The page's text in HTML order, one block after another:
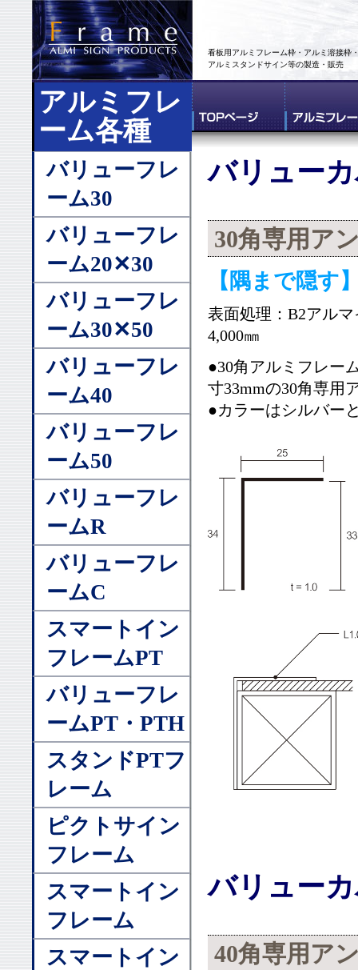
看板用アルミフレーム枠・アルミ溶接枠
アルミスタンドサイン等の製造・販売
アルミフレ
ーム各種
バリューフレ
ーム30
バリューフレ
ーム20✕30
バリューフレ
ーム30✕50
バリューフレ
ーム40
バリューフレ
ーム50
バリューフレ
ームR
バリューフレ
ームC
スマートイン
フレームPT
バリューフレ
ームPT・PTH
スタンドPTフ
レーム
ピクトサイン
フレーム
スマートイン
フレーム
スマートイン
バリュー
30角専用ア
【隅まで隠す
表面処理：B2アル
4,000㎜
●30角アルミフレー
寸33mmの30角専用
●カラーはシルバー
バリュー
40角専用ア